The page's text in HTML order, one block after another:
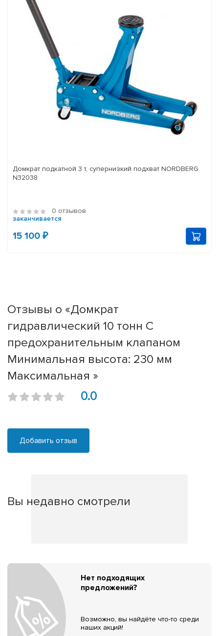
Домкрат подкатной 3 т, супернизкий подхват NORDBERG
N32038
0 отзывов
заканчивается
15 100 ₽
Отзывы о «Домкрат
гидравлический 10 тонн С
предохранительным клапаном
Минимальная высота: 230 мм
Максимальная »
0.0
Добавить отзыв
Вы недавно смотрели
Нет подходящих
предложений?
Возможно, вы найдёте что-то среди
наших акций!